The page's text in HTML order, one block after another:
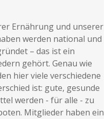
Ernährung und unserer
werden national und
– das ist ein
gehört. Genau wie
hier viele verschiedene
ist: gute, gesunde
werden - für alle - zu
Mitglieder haben ein